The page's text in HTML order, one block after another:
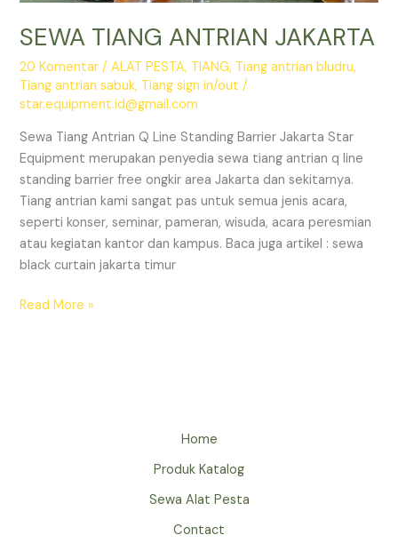
SEWA TIANG ANTRIAN JAKARTA
20 Komentar /ALAT PESTA, TIANG, Tiang antrian bludru,
Tiang antrian sabuk, Tiang sign in/out /
star.equipment.id@gmail.com
Sewa Tiang Antrian Q Line Standing Barrier Jakarta Star
Equipment merupakan penyedia sewa tiang antrian q line
standing barrier free ongkir area Jakarta dan sekitarnya.
Tiang antrian kami sangat pas untuk semua jenis acara,
seperti konser, seminar, pameran, wisuda, acara peresmian
atau kegiatan kantor dan kampus. Baca juga artikel : sewa
black curtain jakarta timur
SEWA
Read More »
Home
Produk Katalog
Sewa Alat Pesta
Contact